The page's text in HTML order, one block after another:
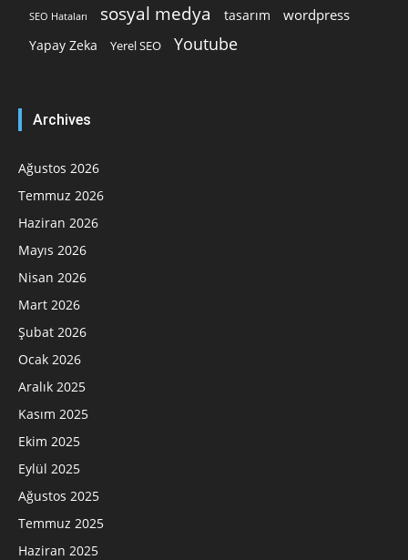
SEO Hataları sosyal medya tasarım wordpress
Yapay Zeka Yerel SEO Youtube
Archives
Ağustos 2026
Temmuz 2026
Haziran 2026
Mayıs 2026
Nisan 2026
Mart 2026
Şubat 2026
Ocak 2026
Aralık 2025
Kasım 2025
Ekim 2025
Eylül 2025
Ağustos 2025
Temmuz 2025
Haziran 2025